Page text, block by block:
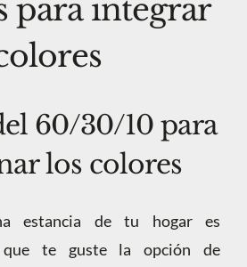
para integrar
60/30/10 para
los colores
estancia de tu hogar es
que te guste la opción de